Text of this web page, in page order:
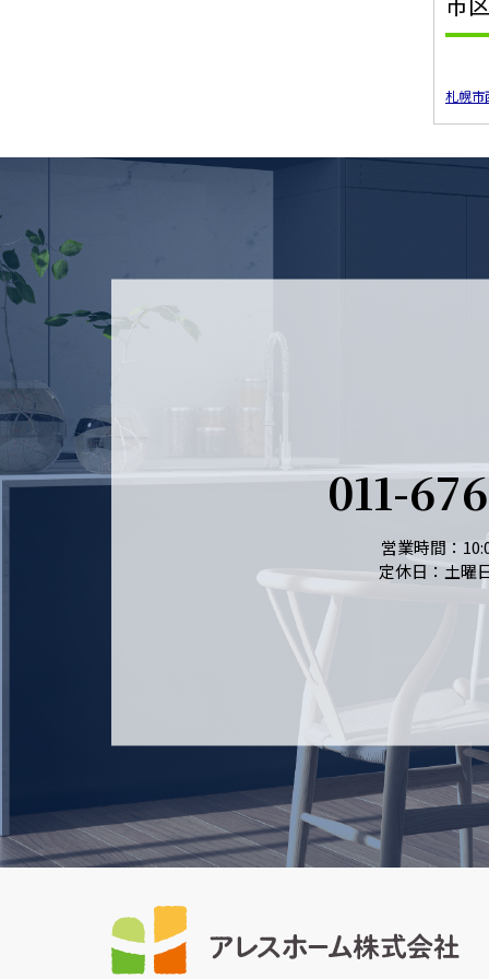
札幌市
011-
営業時間：
定休日：土曜